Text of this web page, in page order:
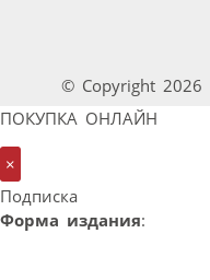
© Copyright 2026
ПОКУПКА ОНЛАЙН
×
Подписка
Форма издания: